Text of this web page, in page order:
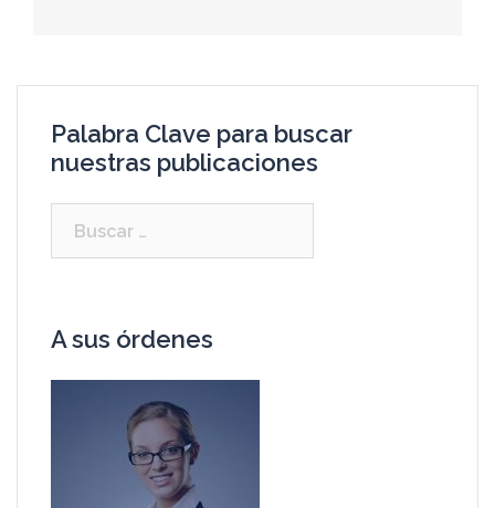
Palabra Clave para buscar
nuestras publicaciones
A sus órdenes